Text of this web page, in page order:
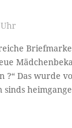
?“ Das wurde
sinds